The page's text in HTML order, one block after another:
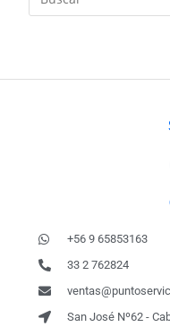
+56 9 65853163
33 2 762824
San José Nº62 -